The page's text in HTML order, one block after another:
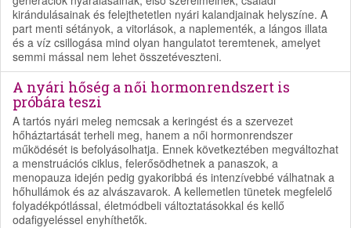
kirándulásainak és felejthetetlen nyári kalandjainak helyszíne. A
part menti sétányok, a vitorlások, a naplementék, a lángos illata
és a víz csillogása mind olyan hangulatot teremtenek, amelyet
semmi mással nem lehet összetéveszteni.
A nyári hőség a női hormonrendszert is
próbára teszi
A tartós nyári meleg nemcsak a keringést és a szervezet
hőháztartását terheli meg, hanem a női hormonrendszer
működését is befolyásolhatja. Ennek következtében megváltozhat
a menstruációs ciklus, felerősödhetnek a panaszok, a
menopauza idején pedig gyakoribbá és intenzívebbé válhatnak a
hőhullámok és az alvászavarok. A kellemetlen tünetek megfelelő
folyadékpótlással, életmódbeli változtatásokkal és kellő
odafigyeléssel enyhíthetők.